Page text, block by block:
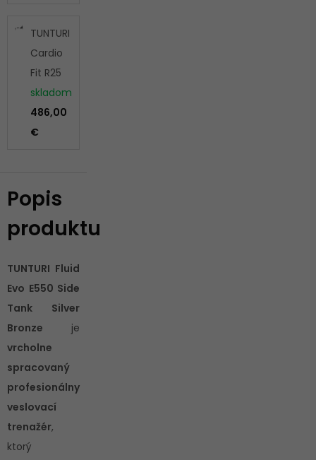
TUNTURI
Cardio
Fit R25
skladom
486,00
€
Popis
produktu
TUNTURI Fluid
Evo E550 Side
Tank Silver
Bronze je
vrcholne
spracovaný
profesionálny
veslovací
trenažér,
ktorý